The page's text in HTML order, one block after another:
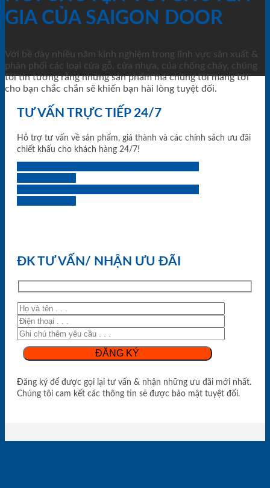
GIA CỦA SAIGON DOOR
Với bề dày nhiều năm kinh nghiệm trong lĩnh vực sản xuất &
phân phối các loại cửa gỗ, cửa nhựa, của chống cháy, chúng
tôi tin tưởng rằng những sản phẩm mà chúng tôi mang tới
cho bạn chắc chắn sẽ khiến bạn hài lòng tuyệt đối.
TƯ VẤN TRỰC TIẾP 24/7
Hỗ trợ tư vấn về sản phẩm, giá thành và các chính sách ưu đãi
chiết khấu cho khách hàng 24/7!
ĐK TƯ VẤN/ NHẬN ƯU ĐÃI
Đăng ký để được gọi lại tư vấn & nhận những ưu đãi mới nhất.
Chúng tôi cam kết các thông tin sẽ được bảo mật tuyệt đối.